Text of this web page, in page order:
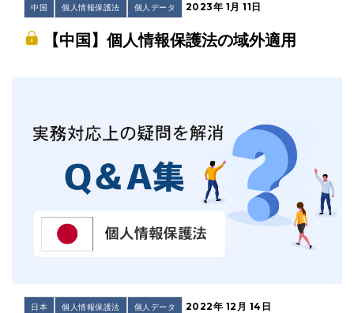
中国 個人情報保護法 個人データ 2023年 1月 11日
【中国】個人情報保護法の域外適用
日本 個人情報保護法 個人データ 2022年 12月 14日